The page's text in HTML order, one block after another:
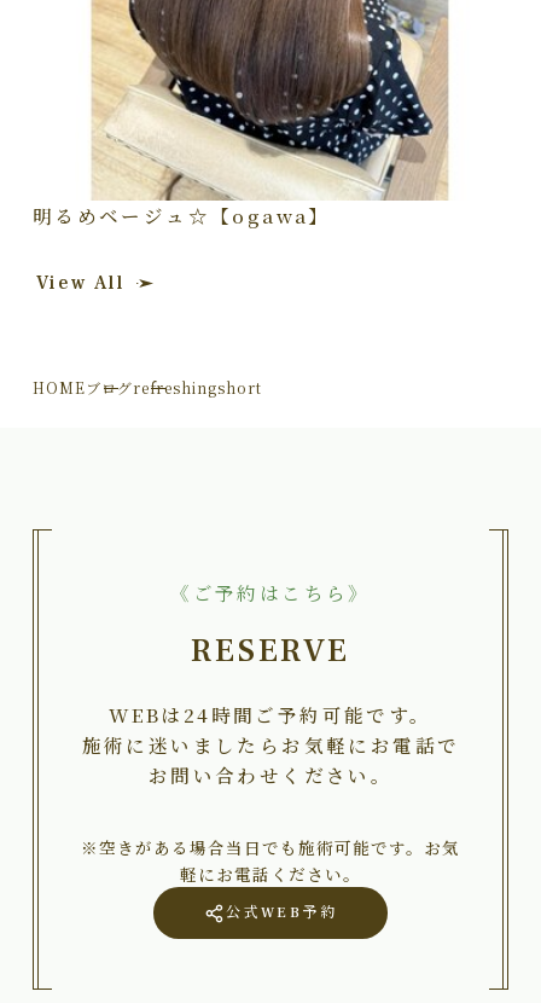
明るめベージュ☆【ogawa】
View All
HOMEブログrefreshingshort
《ご予約はこちら》
RESERVE
WEBは24時間ご予約可能です。
施術に迷いましたらお気軽にお電話で
お問い合わせください。
※空きがある場合当日でも施術可能です。お気
軽にお電話ください。
公式WEB予約